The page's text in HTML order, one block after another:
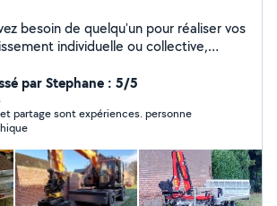
besoin de quelqu'un pour réaliser vos
individuelle ou collective,
pas à me contacter
par Stephane : 5/5
partage sont expériences. personne